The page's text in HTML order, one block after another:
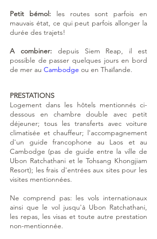
Petit bémol: les routes sont parfois en
mauvais état, ce qui peut parfois allonger la
durée des trajets!
A combiner: depuis Siem Reap, il est
possible de passer quelques jours en bord
de mer au Cambodge ou en Thaïlande.
PRESTATIONS
Logement dans les hôtels mentionnés ci-
dessous en chambre double avec petit
déjeuner; tous les transferts avec voiture
climatisée et chauffeur; l'accompagnement
d'un guide francophone au Laos et au
Cambodge (pas de guide entre la ville de
Ubon Ratchathani et le Tohsang Khongjiam
Resort); les frais d'entrées aux sites pour les
visites mentionnées.
Ne comprend pas: les vols internationaux
ainsi que le vol jusqu'à Ubon Ratchathani,
les repas, les visas et toute autre prestation
non-mentionnée.